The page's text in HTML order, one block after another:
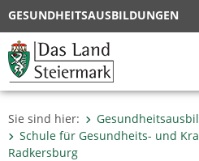
GESUNDHEITSAUSBILDUNGEN
Sie sind hier:
Schule für Gesundheits- und
Radkersburg